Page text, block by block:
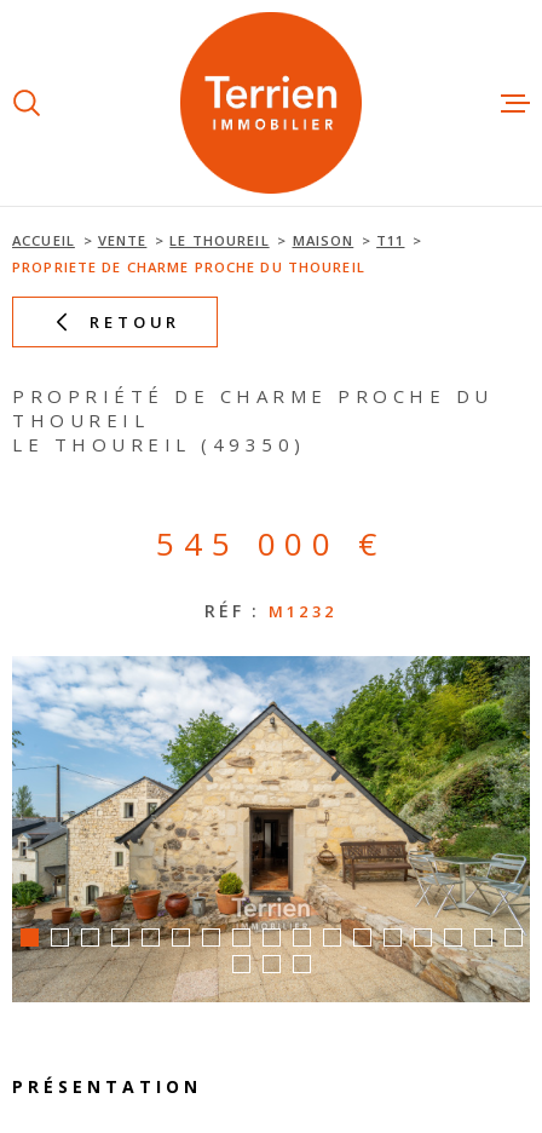
recherche
principal
ACHETER
NOS
ACCUEIL VENTE LE THOUREIL MAISON
T11
PROPRIETE DE CHARME PROCHE DU THOUREIL
RETOUR
PROPRIÉTÉ DE CHARME PROCHE DU
THOUREIL
LE THOUREIL (49350)
545 000 €
RÉF : M1232
PRÉSENTATION